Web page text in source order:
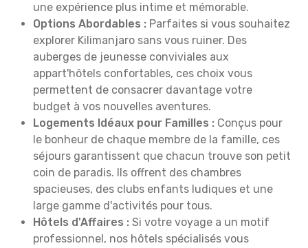
une expérience plus intime et mémorable.
Options Abordables : Parfaites si vous souhaitez
explorer Kilimanjaro sans vous ruiner. Des
auberges de jeunesse conviviales aux
appart'hôtels confortables, ces choix vous
permettent de consacrer davantage votre
budget à vos nouvelles aventures.
Logements Idéaux pour Familles : Conçus pour
le bonheur de chaque membre de la famille, ces
séjours garantissent que chacun trouve son petit
coin de paradis. Ils offrent des chambres
spacieuses, des clubs enfants ludiques et une
large gamme d'activités pour tous.
Hôtels d'Affaires : Si votre voyage a un motif
professionnel, nos hôtels spécialisés vous